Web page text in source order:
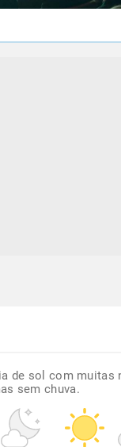
de sol com muitas
sem chuva.